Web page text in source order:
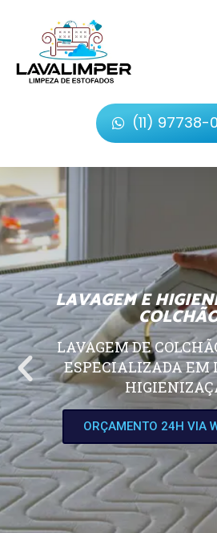
(11) 97738-
LAVAGEM E
LAVAGEM DE
ESPECIALIZADA EM
ORÇAMENTO 24H VIA